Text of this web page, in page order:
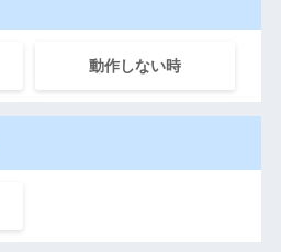
動作しない時